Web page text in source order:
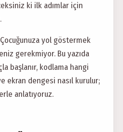
ki ilk adımlar için
yol göstermek
gerekmiyor. Bu yazıda
başlanır, kodlama hangi
ekran dengesi nasıl kurulur;
anlatıyoruz.